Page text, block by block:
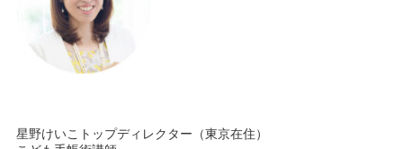
星野けいこトップディレクター（東京在住）